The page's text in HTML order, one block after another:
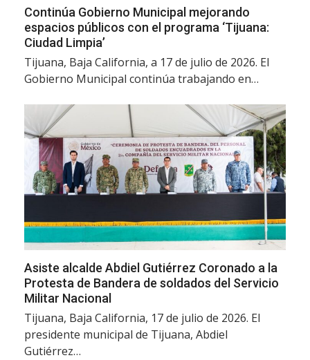
Continúa Gobierno Municipal mejorando
espacios públicos con el programa ‘Tijuana:
Ciudad Limpia’
Tijuana, Baja California, a 17 de julio de 2026. El
Gobierno Municipal continúa trabajando en…
Asiste alcalde Abdiel Gutiérrez Coronado a la
Protesta de Bandera de soldados del Servicio
Militar Nacional
Tijuana, Baja California, 17 de julio de 2026. El
presidente municipal de Tijuana, Abdiel
Gutiérrez…